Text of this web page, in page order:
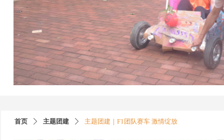
首页 ꄲ 主题团建 ꄲ 主题团建｜F1团队赛车 激情绽放